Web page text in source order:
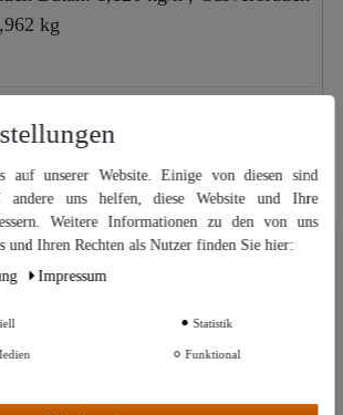
kg
Gasregler 30-50 mb,
14,99 €
auf unserer Website. Einige von diesen sind
Informationen zu den von uns verwendeten
auf unserer Website. Einige von diesen sind
andere uns helfen, diese Website und Ihre
Weitere Informationen zu den von uns
und Ihren Rechten als Nutzer finden Sie hier:
Impressum
Statistik
Funktional